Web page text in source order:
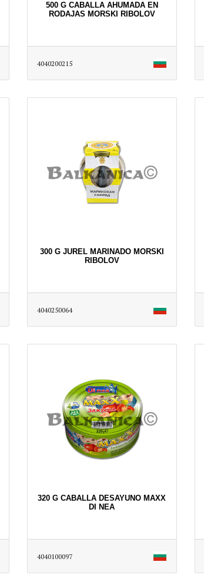
500 G CABALLA AHUMADA EN
RODAJAS MORSKI RIBOLOV
4040200215
300 G JUREL MARINADO MORSKI
RIBOLOV
4040250064
320 G CABALLA DESAYUNO MAXX
DI NEA
4040100097